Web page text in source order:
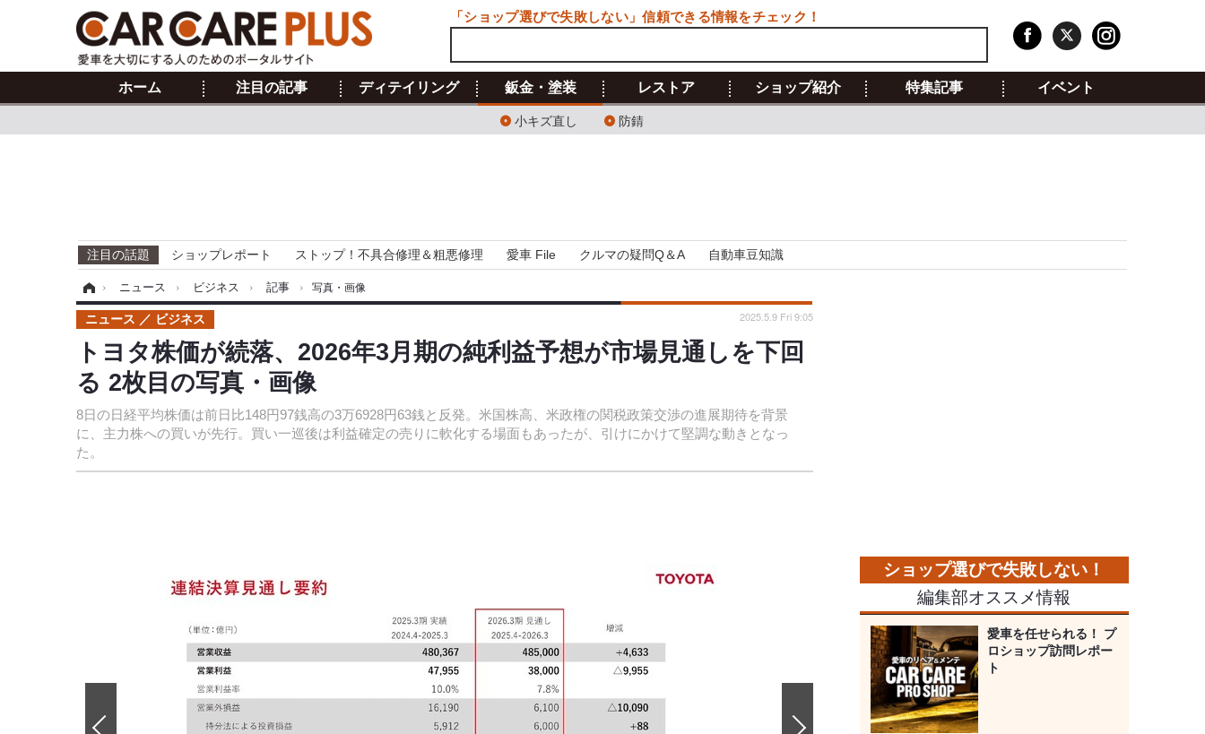
ホーム 注目の記事 ディテイリング 鈑金・塗装
小キズ直し 防錆
レストア ショップ紹介 特集記事 イベント
注目の話題 ショップレポート ストップ！不具合修理＆粗悪修理 愛車 File クルマの疑問Q＆A 自動車豆知識
› ニュース › ビジネス › 記事 › 写真・画像
トヨタ株価が続落、2026年3月期の純利益予想が市場見通しを下回
る 2枚目の写真・画像
8日の日経平均株価は前日比148円97銭高の3万6928円63銭と反発。米国株高、米政権の関税政策交渉の進展期待を背景
に、主力株への買いが先行。買い一巡後は利益確定の売りに軟化する場面もあったが、引けにかけて堅調な動きとなっ
た。
ニュース ビジネス 2025.5.9 Fri 9:05
編集部オススメ情報
愛車を任せられる！ プ
ロショップ訪問レポー
ト
「ショップ選びで失敗しない」信頼できる情報をチェック！